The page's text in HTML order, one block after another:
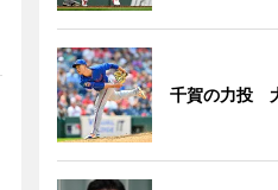
千賀の力投